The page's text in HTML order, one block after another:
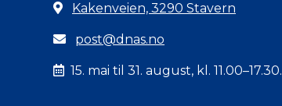
Kakenveien, 3290 Stavern
post@dnas.no
15. mai til 31. august, kl. 11.00–17.30.